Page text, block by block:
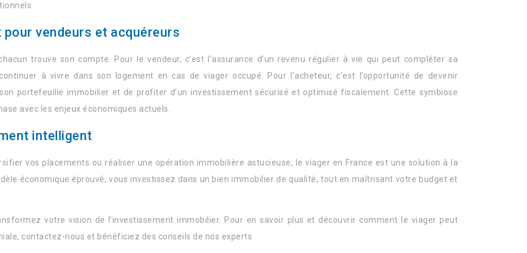
vendeurs et acquéreurs
trouve son compte. Pour le vendeur, c’est l’assurance d’un revenu régulier à vie qui peut compléter sa
à vivre dans son logement en cas de viager occupé. Pour l’acheteur, c’est l’opportunité de devenir
portefeuille immobilier et de profiter d’un investissement sécurisé et optimisé fiscalement. Cette symbiose
avec les enjeux économiques actuels.
intelligent
vos placements ou réaliser une opération immobilière astucieuse, le viager en France est une solution à la
économique éprouvé, vous investissez dans un bien immobilier de qualité, tout en maîtrisant votre budget et
votre vision de l’investissement immobilier. Pour en savoir plus et découvrir comment le viager peut
contactez-nous et bénéficiez des conseils de nos experts.